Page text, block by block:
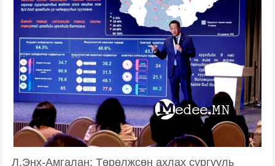
Л.Энх-Амгалан: Төрөлжсөн ахлах сургууль